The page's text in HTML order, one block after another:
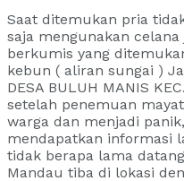
Saat ditemukan pria
saja mengunakan
berkumis yang
kebun ( aliran sungai )
DESA BULUH MANIS
setelah penemuan
warga dan menjadi
mendapatkan informasi
tidak berapa lama
Mandau tiba di lokasi